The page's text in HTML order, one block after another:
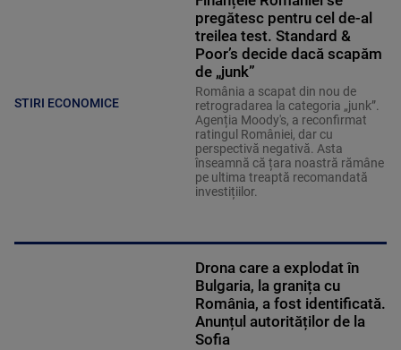
STIRI ECONOMICE
pregătesc pentru cel de-al
treilea test. Standard &
Poor’s decide dacă scapăm
de „junk”
România a scapat din nou de
retrogradarea la categoria „junk”.
Agenția Moody's, a reconfirmat
ratingul României, dar cu
perspectivă negativă. Asta
înseamnă că țara noastră rămâne
pe ultima treaptă recomandată
investițiilor.
Drona care a explodat în
Bulgaria, la granița cu
România, a fost identificată.
Anunțul autorităților de la
Sofia